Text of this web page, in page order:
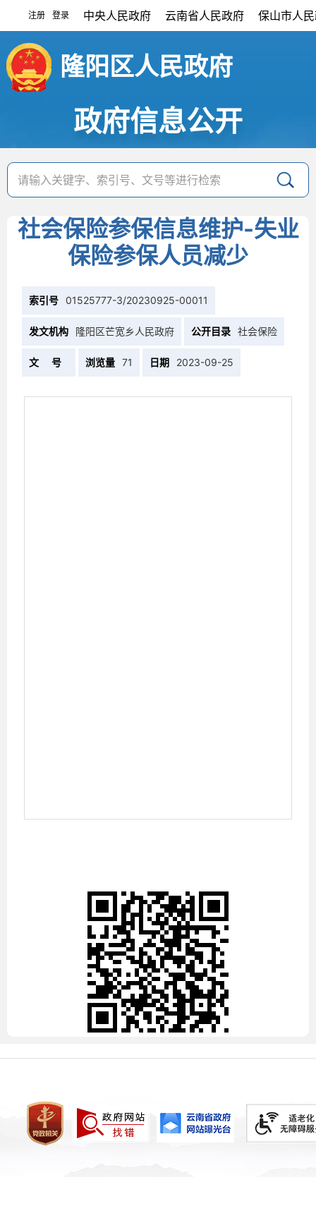
注册 登录 中央人民政府 云南省人民政府 保山市人
隆阳区人民政府
政府信息公开
社会保险参保信息维护-失业
保险参保人员减少
索引号 01525777-3/20230925-00011
发文机构 隆阳区芒宽乡人民政府 公开目录 社会保险
文 号 浏览量 71 日期 2023-09-25